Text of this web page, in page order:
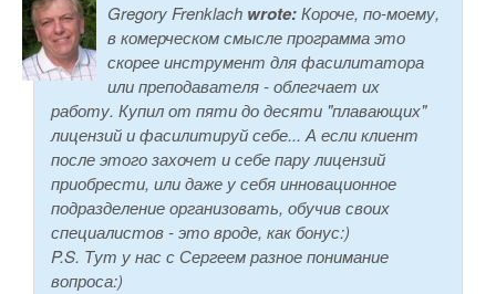
Gregory Frenklach wrote:Короче, по-моему,
в комерческом смысле программа это
скорее инструмент для фасилитатора
или преподавателя - облегчает их
работу. Купил от пяти до десяти "плавающих"
лицензий и фасилитируй себе... А если клиент
после этого захочет и себе пару лицензий
приобрести, или даже у себя инновационное
подразделение организовать, обучив своих
специалистов - это вроде, как бонус:)
P.S. Тут у нас с Сергеем разное понимание
вопроса:)